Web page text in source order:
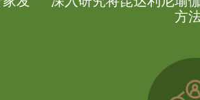
方法